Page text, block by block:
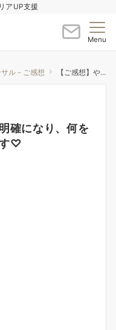
アUP支援
Menu
ル－ご感想 【ご感想】やるべきことも明確になり、何を頑張れば良いかがわかります♡
確になり、何を
す♡